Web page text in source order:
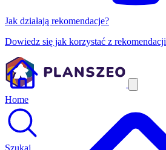
Jak działają rekomendacje?
Dowiedz się jak korzystać z rekomendacji
Home
Szukaj